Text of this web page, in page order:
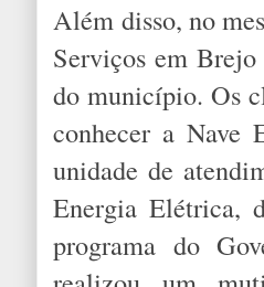
Além disso, no
Serviços em
do município. Os
conhecer a Nave
unidade de
Energia Elétrica,
programa do